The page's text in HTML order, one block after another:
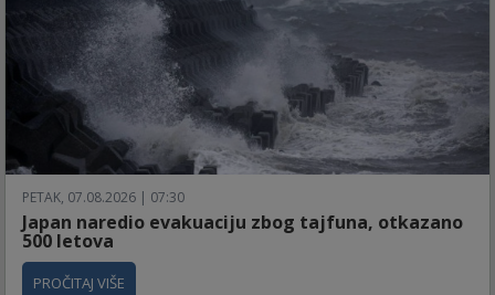
PETAK, 07.08.2026 | 07:30
Japan naredio evakuaciju zbog tajfuna, otkazano
500 letova
PROČITAJ VIŠE